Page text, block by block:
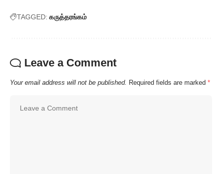
TAGGED: கருத்தரங்கம்
Leave a Comment
Your email address will not be published. Required fields are marked *